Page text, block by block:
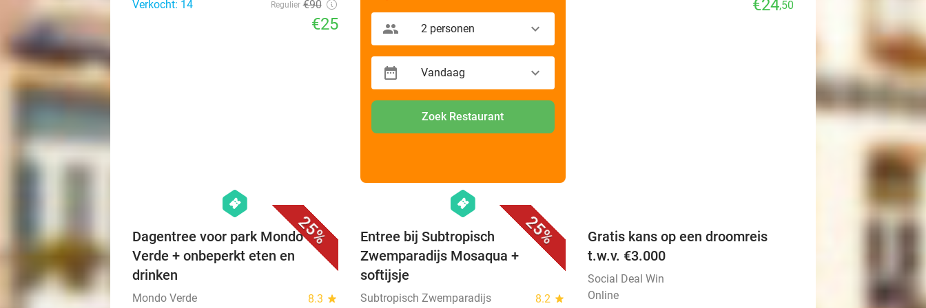
Verkocht: 14
Regulier €90
€25 2 personen
Vandaag
Zoek Restaurant
€24,50
25%
hexagon
events
Dagentree voor park Mondo
Verde + onbeperkt eten en
drinken
Mondo Verde 8.3 star
25%
favorite_border
hexagon
events
Entree bij Subtropisch
Zwemparadijs Mosaqua +
softijsje
Subtropisch Zwemparadijs 8.2 star
Gratis kans op een droomreis
t.w.v. €3.000
Social Deal Win
Online